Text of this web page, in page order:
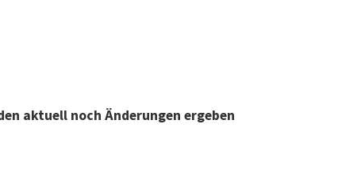
aktuell noch Änderun­gen ergeben